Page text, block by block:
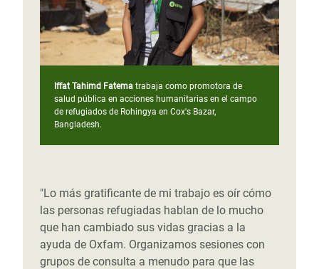
Iffat Tahimd Fatema trabaja como promotora de
salud pública en acciones humanitarias en el campo
de refugiados de Rohingya en Cox's Bazar,
Bangladesh.
"Lo más gratificante de mi trabajo es oír cómo
las personas refugiadas hablan de lo mucho
que han cambiado sus vidas gracias a la
ayuda de Oxfam. Organizamos sesiones con
grupos de consulta a menudo para que las